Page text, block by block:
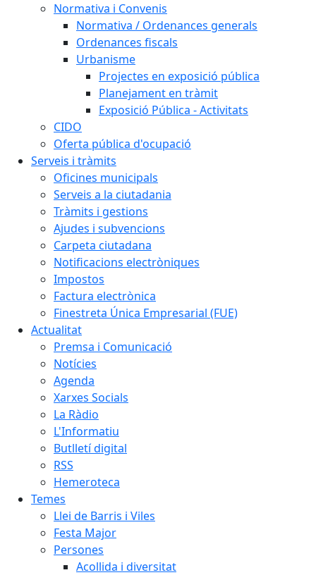
Normativa i Convenis
Normativa / Ordenances generals
Ordenances fiscals
Urbanisme
Projectes en exposició pública
Planejament en tràmit
Exposició Pública - Activitats
CIDO
Oferta pública d'ocupació
Serveis i tràmits
Oficines municipals
Serveis a la ciutadania
Tràmits i gestions
Ajudes i subvencions
Carpeta ciutadana
Notificacions electròniques
Impostos
Factura electrònica
Finestreta Única Empresarial (FUE)
Actualitat
Premsa i Comunicació
Notícies
Agenda
Xarxes Socials
La Ràdio
L'Informatiu
Butlletí digital
RSS
Hemeroteca
Temes
Llei de Barris i Viles
Festa Major
Persones
Acollida i diversitat